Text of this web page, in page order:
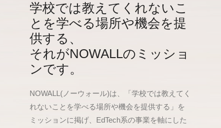
学校では教えてくれないこ
とを学べる場所や機会を提
供する、
それがNOWALLのミッショ
ンです。
NOWALL(ノーウォール)は、「学校では教えてく
れないことを学べる場所や機会を提供する」を
ミッションに掲げ、EdTech系の事業を軸にした